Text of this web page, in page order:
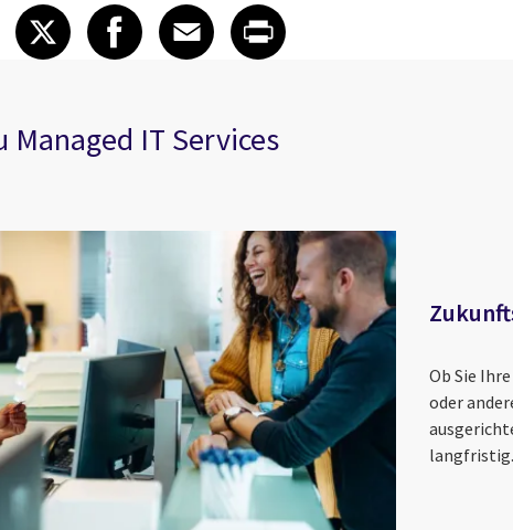
article on LinkedIn
LinkedIn
Share article on X
XShare article on Facebook
Facebook
Share article on Email
Email
Share article on
IT Services
Ob Sie
oder
langfristig.